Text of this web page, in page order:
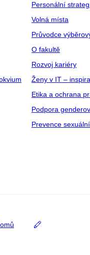
Personální
Volná místa
Průvodce
O fakultě
Rozvoj kariéry
Ženy v IT –
Etika a ochrana
Podpora
Prevence